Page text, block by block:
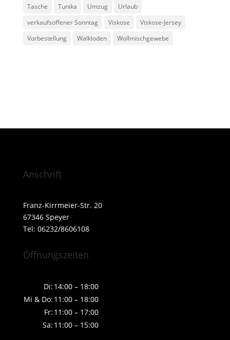
Tasche
Tunika Umzug
Urlaub
verkaufsoffener Sonntag
Viskose
Viskose-Jersey
Vorbestellung
Walkloden Wollmischgewebe
Anschrift
Franz-Kirrmeier-Str. 20
67346 Speyer
Tel: 06232/8606108
Öffnungszeiten
Di: 14:00 – 18:00
Mi & Do: 11:00 – 18:00
Fr: 11:00 – 17:00
Sa: 11:00 – 15:00